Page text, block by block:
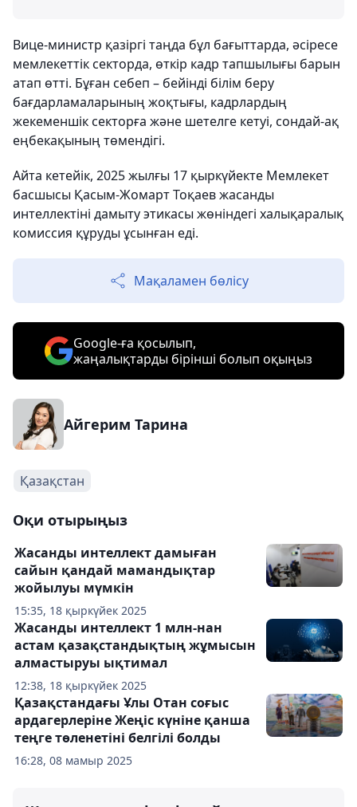
Вице-министр қазіргі таңда бұл бағыттарда, әсіресе
мемлекеттік секторда, өткір кадр тапшылығы барын
атап өтті. Бұған себеп – бейінді білім беру
бағдарламаларының жоқтығы, кадрлардың
жекеменшік секторға және шетелге кетуі, сондай-ақ
еңбекақының төмендігі.
Айта кетейік, 2025 жылғы 17 қыркүйекте Мемлекет
басшысы Қасым-Жомарт Тоқаев жасанды
интеллектіні дамыту этикасы жөніндегі халықаралық
комиссия құруды ұсынған еді.
Мақаламен бөлісу
Google-ға қосылып,
жаңалықтарды бірінші болып оқыңыз
Айгерим Тарина
Қазақстан
Оқи отырыңыз
15:35, 18 қыркүйек 2025
Жасанды интеллект дамыған
сайын қандай мамандықтар
жойылуы мүмкін
12:38, 18 қыркүйек 2025
Жасанды интеллект 1 млн-нан
астам қазақстандықтың жұмысын
алмастыруы ықтимал
16:28, 08 мамыр 2025
Қазақстандағы Ұлы Отан соғыс
ардагерлеріне Жеңіс күніне қанша
теңге төленетіні белгілі болды